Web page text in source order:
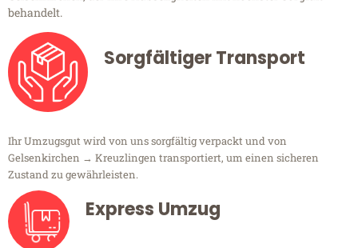
behandelt.
Sorgfältiger Transport
Ihr Umzugsgut wird von uns sorgfältig verpackt und von
Gelsenkirchen → Kreuzlingen transportiert, um einen sicheren
Zustand zu gewährleisten.
Express Umzug